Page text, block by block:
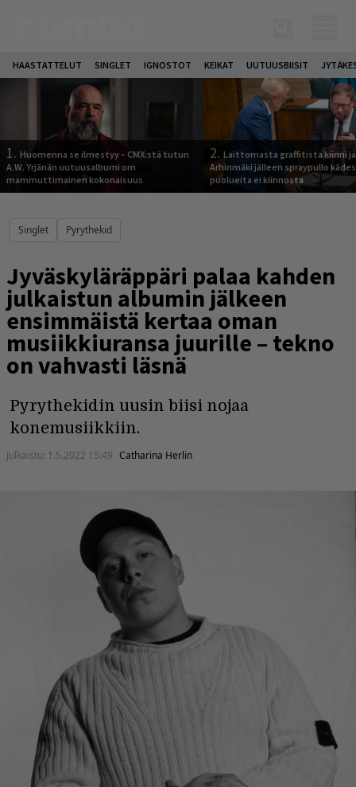
HAASTATTELUT SINGLET IGNOSTOT KEIKAT UUTUUSBIISIT
1. Huomenna se ilmestyy – CMX:stä tutun
A.W. Yrjänän uutuusalbumi om
mammuttimainen kokonaisuus
2. Laittomasta graffitista kiinni
Arhinmäki jälleen spraypullo
puolueita ei kiinnosta
Singlet Pyrythekid
Jyväskyläräppäri palaa kahden
julkaistun albumin jälkeen
ensimmäistä kertaa oman
musiikkiuransa juurille – tekno
on vahvasti läsnä
Pyrythekidin uusin biisi nojaa
konemusiikkiin.
Julkaistu: 1.5.2022 15:49 Catharina Herlin